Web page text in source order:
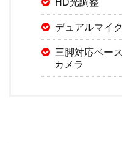
デュアルマイク
三脚対応ベース
カメラ